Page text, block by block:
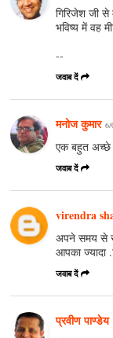
गिरिजेश जी से
भविष्य में वह
--
जवाब दें
मनोज कुमार
एक बहुत अच्छे
जवाब दें
virendra
अपने समय से
आपका ज्यादा
जवाब दें
प्रवीण पाण्डेय